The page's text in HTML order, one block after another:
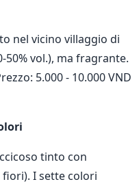
nel vicino villaggio di
50% vol.), ma fragrante.
5.000 - 10.000 VND
tinto con
I sette colori